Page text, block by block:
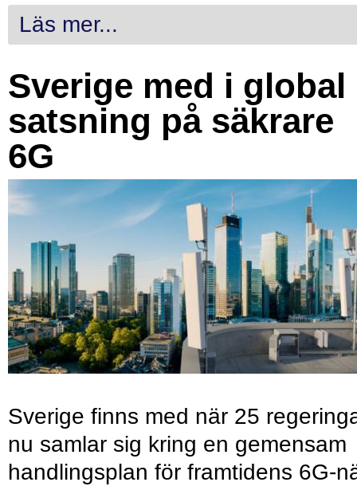
Läs mer...
Sverige med i global
satsning på säkrare
6G
Sverige finns med när 25
nu samlar sig kring en gemensam
handlingsplan för framtidens 6G-